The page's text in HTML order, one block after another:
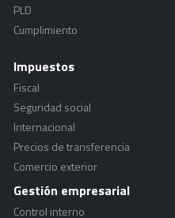
PLD
Cumplimiento
Impuestos
Fiscal
Seguridad social
Internacional
Precios de transferencia
Comercio exterior
Gestión empresarial
Control interno